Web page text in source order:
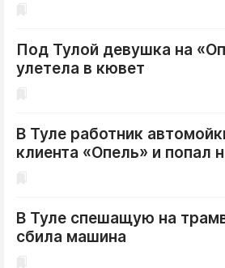
Под Тулой девушка на
улетела в кювет
В Туле работник
клиента «Опель» и попал
В Туле спешащую на
сбила машина